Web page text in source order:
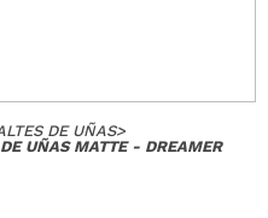
DE UÑAS>
UÑAS MATTE - DREAMER